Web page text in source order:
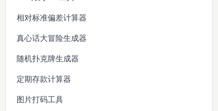
相对标准偏差计算器
真心话大冒险生成器
随机扑克牌生成器
定期存款计算器
图片打码工具